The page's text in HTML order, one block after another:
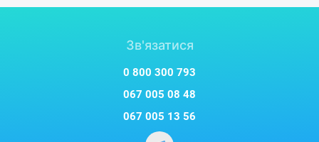
Зв'язатися
0 800 300 793
067 005 08 48
067 005 13 56